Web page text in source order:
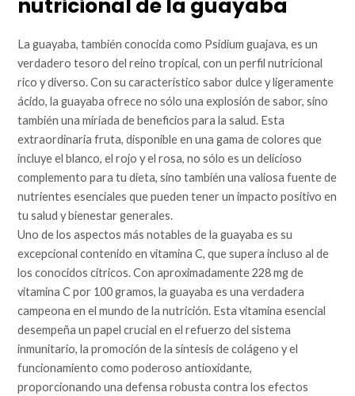
nutricional de la guayaba
La guayaba, también conocida como Psidium guajava, es un
verdadero tesoro del reino tropical, con un perfil nutricional
rico y diverso. Con su característico sabor dulce y ligeramente
ácido, la guayaba ofrece no sólo una explosión de sabor, sino
también una miríada de beneficios para la salud. Esta
extraordinaria fruta, disponible en una gama de colores que
incluye el blanco, el rojo y el rosa, no sólo es un delicioso
complemento para tu dieta, sino también una valiosa fuente de
nutrientes esenciales que pueden tener un impacto positivo en
tu salud y bienestar generales.
Uno de los aspectos más notables de la guayaba es su
excepcional contenido en vitamina C, que supera incluso al de
los conocidos cítricos. Con aproximadamente 228 mg de
vitamina C por 100 gramos, la guayaba es una verdadera
campeona en el mundo de la nutrición. Esta vitamina esencial
desempeña un papel crucial en el refuerzo del sistema
inmunitario, la promoción de la síntesis de colágeno y el
funcionamiento como poderoso antioxidante,
proporcionando una defensa robusta contra los efectos